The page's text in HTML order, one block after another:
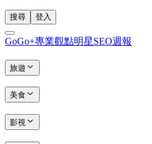
搜尋 登入
GoGo+專業觀點明星SEO週報
旅遊
美食
影視